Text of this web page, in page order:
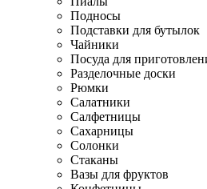
Подносы
Подставки для бутылок
Чайники
Посуда для
Разделочные доски
Рюмки
Салатники
Салфетницы
Сахарницы
Солонки
Стаканы
Вазы для фруктов